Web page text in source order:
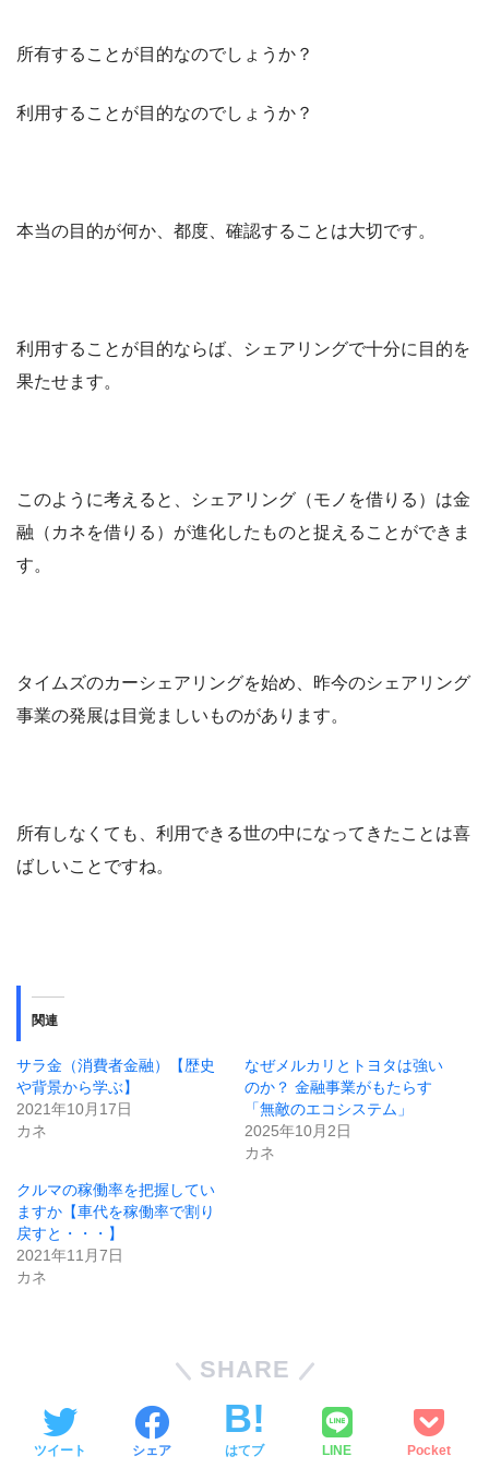
所有することが目的なのでしょうか？
利用することが目的なのでしょうか？
本当の目的が何か、都度、確認することは大切です。
利用することが目的ならば、シェアリングで十分に目的を
果たせます。
このように考えると、シェアリング（モノを借りる）は金
融（カネを借りる）が進化したものと捉えることができま
す。
タイムズのカーシェアリングを始め、昨今のシェアリング
事業の発展は目覚ましいものがあります。
所有しなくても、利用できる世の中になってきたことは喜
ばしいことですね。
関連
サラ金（消費者金融）【歴史
や背景から学ぶ】
2021年10月17日
カネ
なぜメルカリとトヨタは強い
のか？ 金融事業がもたらす
「無敵のエコシステム」
2025年10月2日
カネ
クルマの稼働率を把握してい
ますか【車代を稼働率で割り
戻すと・・・】
2021年11月7日
カネ
SHARE
ツイート シェア はてブ LINE Pocket